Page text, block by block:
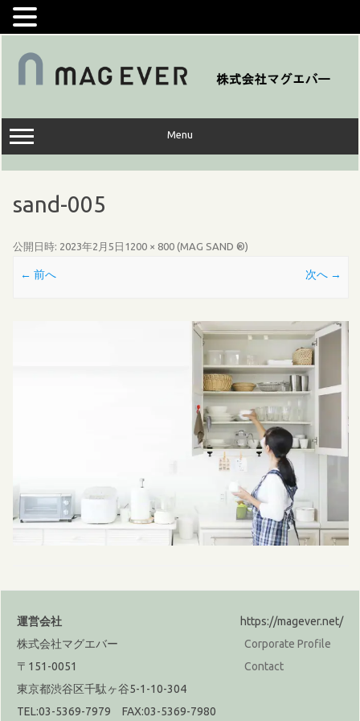
コ
キ
ッ
プ
Menu
sand-005
公開日時: 2023年2月5日 1200 × 800 (MAG SAND ®)
← 前へ 次へ →
運営会社
株式会社マグエバー
〒151-0051
東京都渋谷区千駄ヶ谷5-1-10-304
TEL:03-5369-7979 FAX:03-5369-7980
https://magever.net/
Corporate Profile
Contact